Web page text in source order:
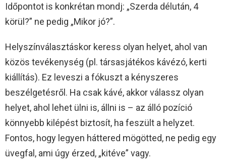
Időpontot is konkrétan mondj: „Szerda délután, 4
körül?” ne pedig „Mikor jó?”.
Helyszínválasztáskor keress olyan helyet, ahol van
közös tevékenység (pl. társasjátékos kávézó, kerti
kiállítás). Ez leveszi a fókuszt a kényszeres
beszélgetésről. Ha csak kávé, akkor válassz olyan
helyet, ahol lehet ülni is, állni is – az álló pozíció
könnyebb kilépést biztosít, ha feszült a helyzet.
Fontos, hogy legyen háttered mögötted, ne pedig egy
üvegfal, ami úgy érzed, „kitéve” vagy.